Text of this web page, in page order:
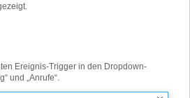
Ereignis-Trigger in den Dropdown-
und „Anrufe“.